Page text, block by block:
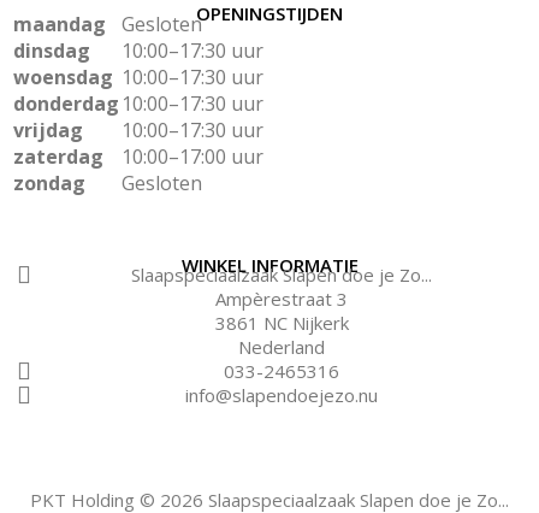
OPENINGSTIJDEN
maandag
Gesloten
dinsdag
10:00–17:30 uur
woensdag 10:00–17:30 uur
donderdag 10:00–17:30 uur
vrijdag
10:00–17:30 uur
zaterdag
10:00–17:00 uur
zondag
Gesloten
WINKEL INFORMATIE
Slaapspeciaalzaak Slapen doe je Zo...
Ampèrestraat 3
3861 NC Nijkerk
Nederland
033-2465316
info@slapendoejezo.nu
PKT Holding © 2026 Slaapspeciaalzaak Slapen doe je Zo...